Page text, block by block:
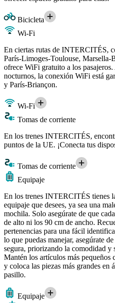
Bicicleta
Wi-Fi
En ciertas rutas de INTERCITÉS,
París-Limoges-Toulouse, Marsella-
ofrece WiFi gratuito a los
nocturnos, la conexión WiFi está
y París-Briançon.
Wi-Fi
Tomas de corriente
En los trenes INTERCITÉS,
puntos de la UE. ¡Conecta tus
Tomas de corriente
Equipaje
En los trenes INTERCITÉS tienes
equipaje que desees, ya sea una
mochila. Solo asegúrate de que
de alto ni los 90 cm de ancho.
pertenencias para una fácil
lo que puedas manejar, asegúrate
segura, priorizando la comodidad y
Mantén los artículos más pequeños
y coloca las piezas más grandes en
pasillo.
Equipaje